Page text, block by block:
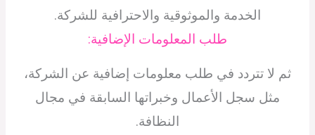
الخدمة والموثوقية والاحترافية للشركة.
طلب المعلومات الإضافية:
ثم لا تتردد في طلب معلومات إضافية عن الشركة،
مثل سجل الأعمال وخبراتها السابقة في مجال
النظافة.